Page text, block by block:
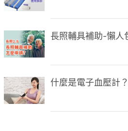
長照輔具補助-懶人
什麼是電子血壓計？